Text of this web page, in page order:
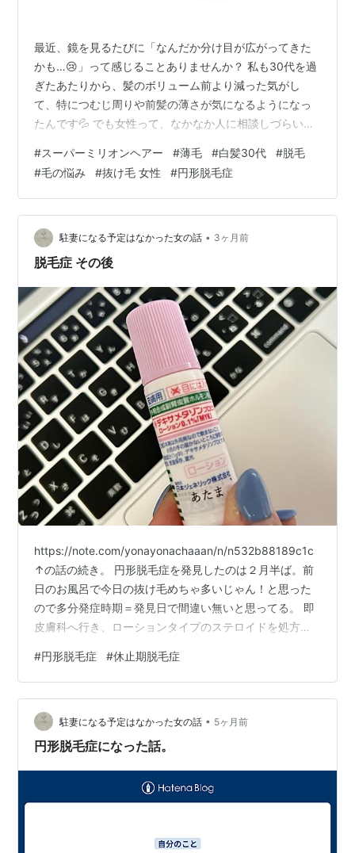
最近、鏡を見るたびに「なんだか分け目が広がってきた
かも…😢」って感じることありませんか？ 私も30代を過
ぎたあたりから、髪のボリューム前より減った気がし
て、特につむじ周りや前髪の薄さが気になるようになっ
たんです💦 でも女性って、なかなか人に相談しづらいで
大げさな気がするし…。 そんな時にSNSや口コミでよく
見かけるのが、「スーパーミリオンヘアー」なんです✨
ただ、検索すると「やばい」「頭皮に悪い」なんてワー
ドも出てくるので、不安になってしまう人も多いと思い
ます💦 実際、私も最初はかなり疑っていました😂 「粉を
振るだけで本当に自然になるの？…
#スーパーミリオンヘアー #薄毛 #白髪30代 #脱毛
#毛の悩み #抜け毛 女性 #円形脱毛症
駐妻になる予定はなかった女の話 • 3ヶ月前
脱毛症 その後
https://note.com/yonayonachaaan/n/n532b88189c1c
↑の話の続き。 円形脱毛症を発見したのは２月半ば。前
日のお風呂で今日の抜け毛めちゃ多いじゃん！と思った
ので多分発症時期＝発見日で間違い無いと思ってる。 即
皮膚科へ行き、ローションタイプのステロイドを処方し
ローション 調べてみたらまあまあ強いお薬でした。。
（ここでやはり円形脱毛症ってちゃんと病気なんだなと
実感） 先生は大丈夫大丈夫ポンポン！といった具合で生
活はこのまま変えなくて大丈夫だよ、と愉快な感じで接
してくれつつこの先３ヶ月くらいは抜け続けるとい…
#円形脱毛症 #休止期脱毛症
駐妻になる予定はなかった女の話 • 5ヶ月前
円形脱毛症になった話。